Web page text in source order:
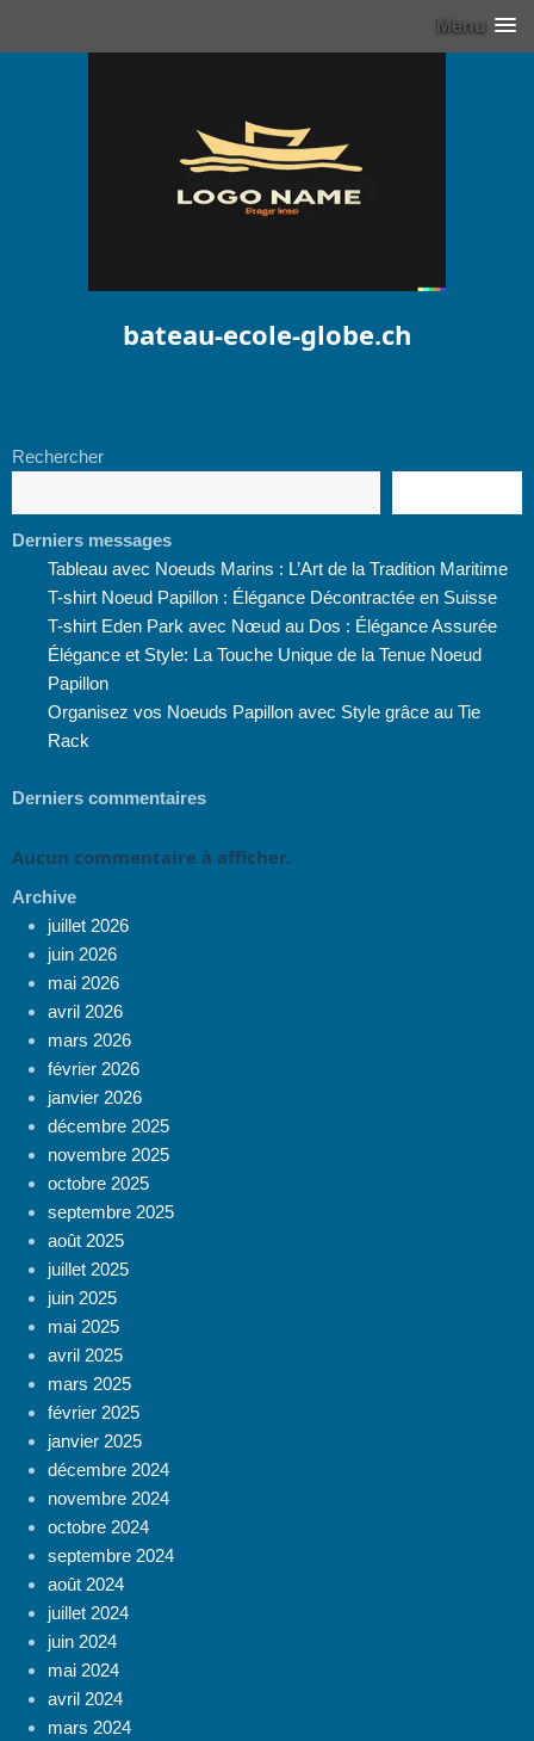
Menu
bateau-ecole-globe.ch
Rechercher
Derniers messages
Tableau avec Noeuds Marins : L’Art de la Tradition Maritime
T-shirt Noeud Papillon : Élégance Décontractée en Suisse
T-shirt Eden Park avec Nœud au Dos : Élégance Assurée
Élégance et Style: La Touche Unique de la Tenue Noeud
Papillon
Organisez vos Noeuds Papillon avec Style grâce au Tie
Rack
Derniers commentaires
Aucun commentaire à afficher.
Archive
juillet 2026
juin 2026
mai 2026
avril 2026
mars 2026
février 2026
janvier 2026
décembre 2025
novembre 2025
octobre 2025
septembre 2025
août 2025
juillet 2025
juin 2025
mai 2025
avril 2025
mars 2025
février 2025
janvier 2025
décembre 2024
novembre 2024
octobre 2024
septembre 2024
août 2024
juillet 2024
juin 2024
mai 2024
avril 2024
mars 2024